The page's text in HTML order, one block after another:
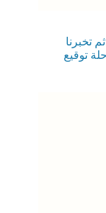
تخبرنا
توقيع